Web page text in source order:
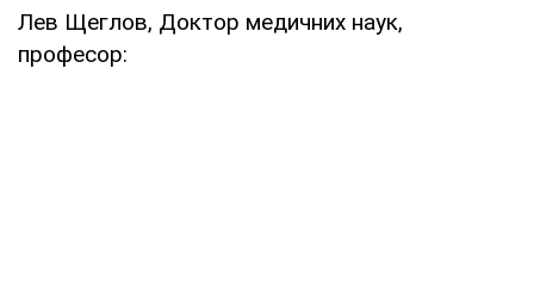
Лев Щеглов, Доктор медичних наук,
професор: